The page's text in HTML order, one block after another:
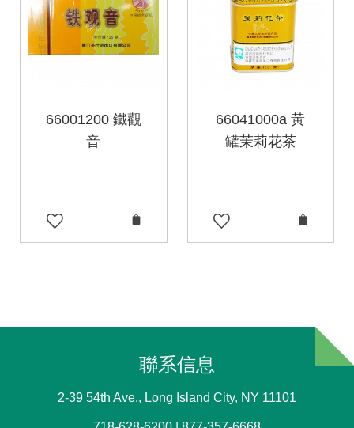
66001200 鐵觀
音
66041000a 黃
罐茉莉花茶
聯系信息
2-39 54th Ave., Long Island City, NY 11101